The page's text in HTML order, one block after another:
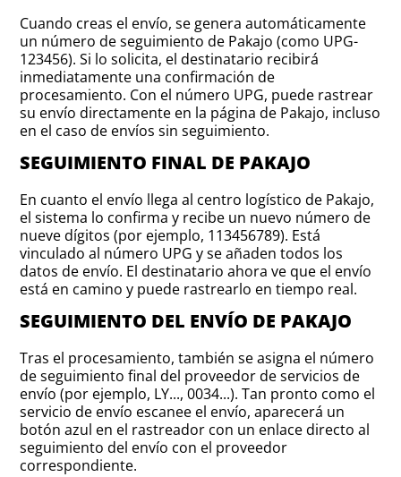
Cuando creas el envío, se genera automáticamente
un número de seguimiento de Pakajo (como UPG-
123456). Si lo solicita, el destinatario recibirá
inmediatamente una confirmación de
procesamiento. Con el número UPG, puede rastrear
su envío directamente en la página de Pakajo, incluso
en el caso de envíos sin seguimiento.
SEGUIMIENTO FINAL DE PAKAJO
En cuanto el envío llega al centro logístico de Pakajo,
el sistema lo confirma y recibe un nuevo número de
nueve dígitos (por ejemplo, 113456789). Está
vinculado al número UPG y se añaden todos los
datos de envío. El destinatario ahora ve que el envío
está en camino y puede rastrearlo en tiempo real.
SEGUIMIENTO DEL ENVÍO DE PAKAJO
Tras el procesamiento, también se asigna el número
de seguimiento final del proveedor de servicios de
envío (por ejemplo, LY..., 0034...). Tan pronto como el
servicio de envío escanee el envío, aparecerá un
botón azul en el rastreador con un enlace directo al
seguimiento del envío con el proveedor
correspondiente.